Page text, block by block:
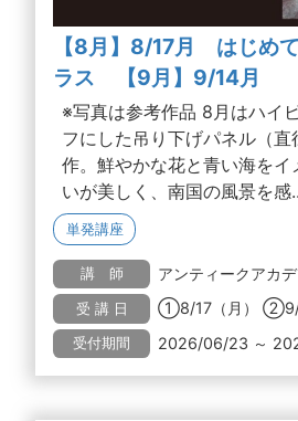
【8月】8/17月 はじめ
ラス 【9月】9/14月
※写真は参考作品 8月はハイ
フにした吊り下げパネル（直
作。鮮やかな花と青い海をイ
いが美しく、南国の風景を感
単発講座
講 師 アンティークアカ
受 講 日 ①8/17（月） ②9/
受付期間 2026/06/23 ～